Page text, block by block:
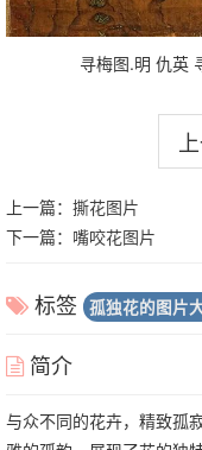
寻梅图.明 仇英
上一篇： 撕花图片
下一篇： 嘴咬花图片
标签 孤独花的图片
简介
与众不同的花卉，精致孤